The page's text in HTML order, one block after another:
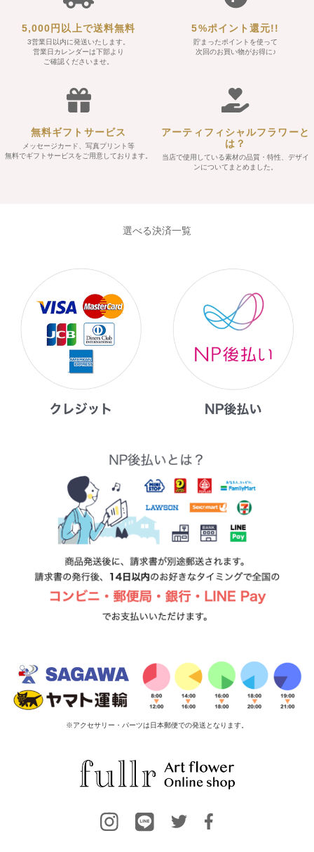
5,000円以上で送料無料
3営業日以内に発送いたします。
営業日カレンダーは下部より
ご確認くださいませ。
5%ポイント還元!!
貯まったポイントを使って
次回のお買い物がお得に♪
無料ギフトサービス
メッセージカード、写真プリント等
無料でギフトサービスをご用意しております。
アーティフィシャルフラワーと
は？
当店で使用している素材の品質・特性、デザイ
ンについてまとめました。
選べる決済一覧
※アクセサリー・パーツは日本郵便での発送となります。